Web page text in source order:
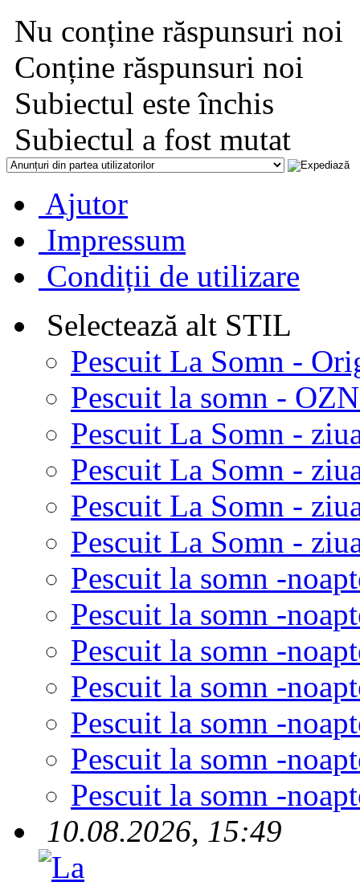
Nu conține răspunsuri noi
Conține răspunsuri noi
Subiectul este închis
Subiectul a fost mutat
Ajutor
Impressum
Condiții de utilizare
Selectează alt STIL
Pescuit La Somn -
Pescuit la somn -
Pescuit La Somn -
Pescuit La Somn -
Pescuit La Somn -
Pescuit La Somn -
Pescuit la somn -
Pescuit la somn -
Pescuit la somn -
Pescuit la somn -
Pescuit la somn -
Pescuit la somn -
Pescuit la somn -
10.08.2026, 15:49